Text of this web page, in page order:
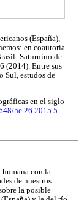
(España),
en coautoría
Saturnino de
(2014). Entre sus
Sul, estudos de
en el siglo
hc.26.2015.5
humana con la
de nuestros
la posible